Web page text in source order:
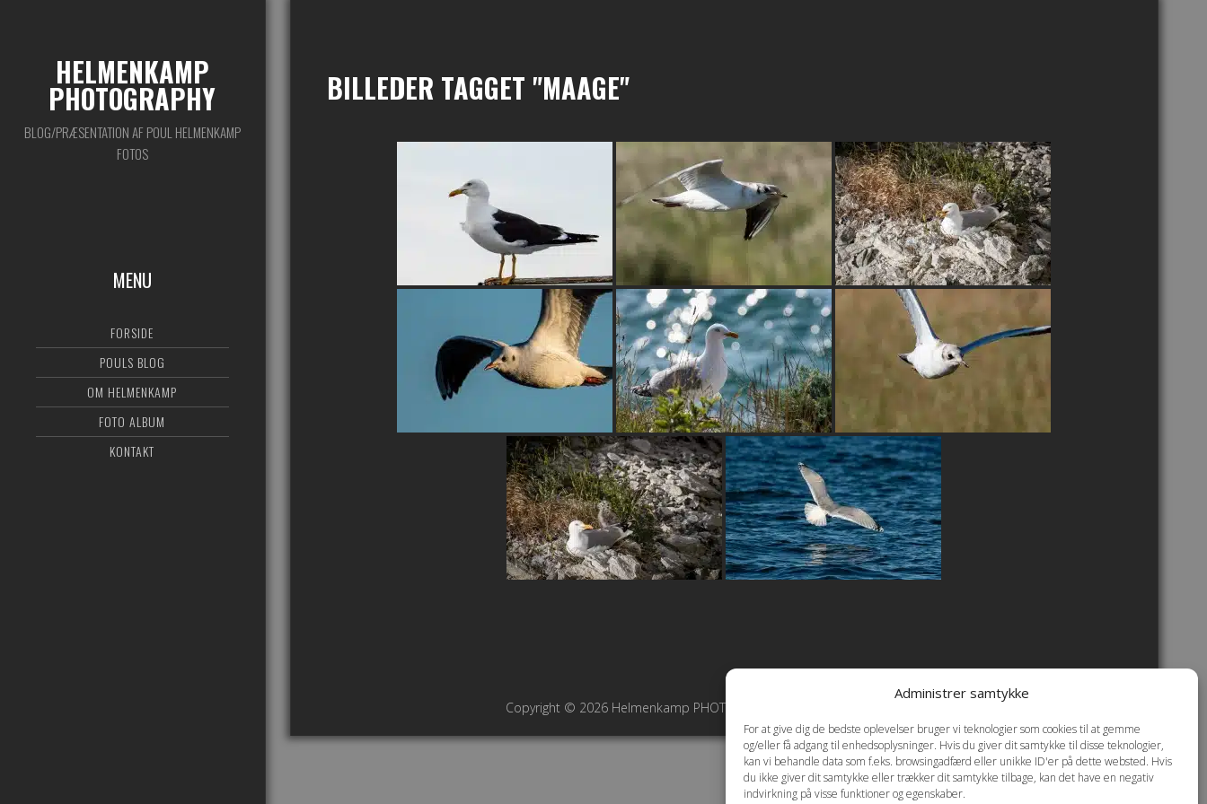
Administrer samtykke
For at give dig de bedste oplevelser bruger vi teknologier som cookies til at gemme
og/eller få adgang til enhedsoplysninger. Hvis du giver dit samtykke til disse teknologier,
kan vi behandle data som f.eks. browsingadfærd eller unikke ID'er på dette websted. Hvis
du ikke giver dit samtykke eller trækker dit samtykke tilbage, kan det have en negativ
indvirkning på visse funktioner og egenskaber.
HELMENKAMP
PHOTOGRAPHY
BLOG/PRÆSENTATION AF POUL HELMENKAMP
FOTOS
MENU
FORSIDE
POULS BLOG
OM HELMENKAMP
FOTO ALBUM
KONTAKT
BILLEDER TAGGET "MAAGE"
Copyright © 2026 Helmenkamp PHOTOGRAPHY ·